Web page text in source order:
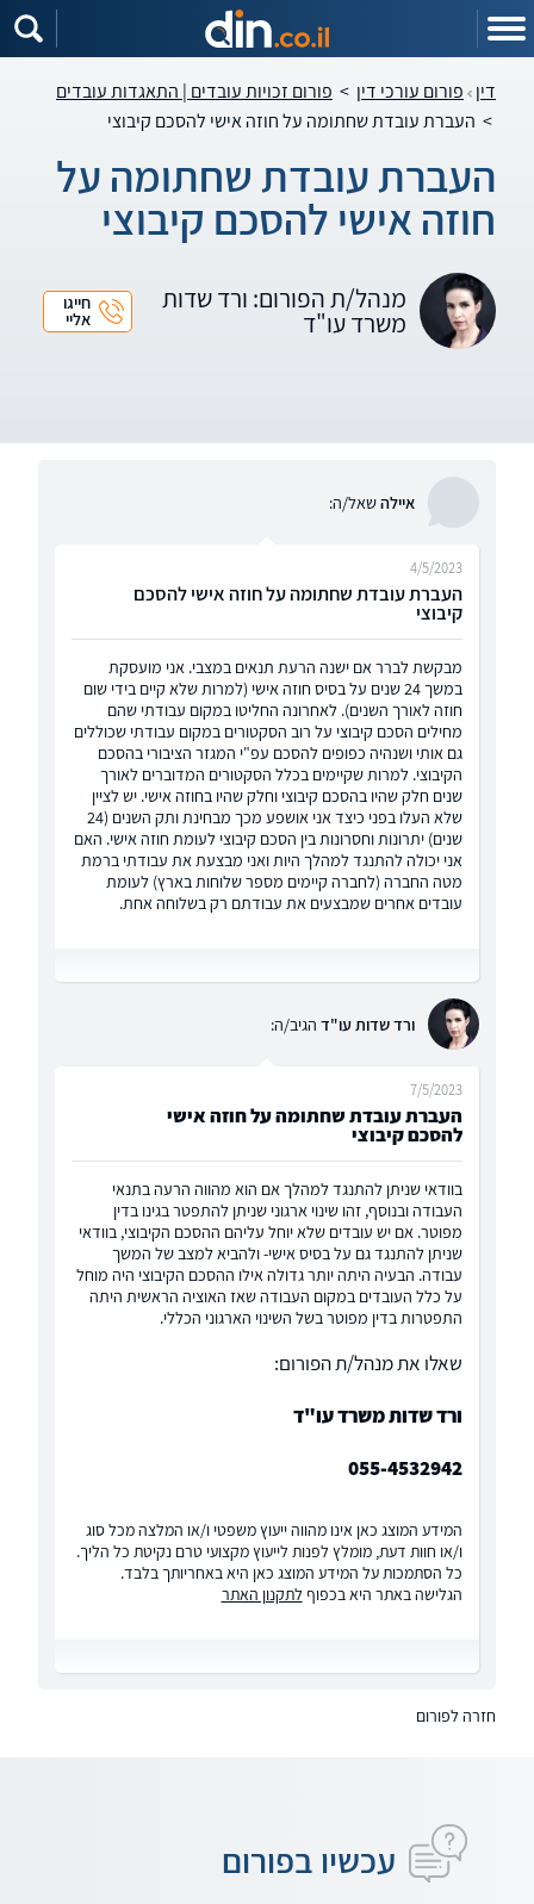
דין פורום עורכי דין > פורום זכויות עובדים | התאגדות עובדים
> העברת עובדת שחתומה על חוזה אישי להסכם קיבוצי
העברת עובדת שחתומה על
חוזה אישי להסכם קיבוצי
מנהל/ת הפורום: ורד שדות
משרד עו"ד
חייגו
אליי
איילהשאל/ה:
העברת עובדת שחתומה על חוזה אישי להסכם
קיבוצי
4/5/2023
מבקשת לברר אם ישנה הרעת תנאים במצבי. אני מועסקת
במשך 24 שנים על בסיס חוזה אישי (למרות שלא קיים בידי שום
חוזה לאורך השנים). לאחרונה החליטו במקום עבודתי שהם
מחילים הסכם קיבוצי על רוב הסקטורים במקום עבודתי שכוללים
גם אותי ושנהיה כפופים להסכם עפ"י המגזר הציבורי בהסכם
הקיבוצי. למרות שקיימים בכלל הסקטורים המדוברים לאורך
שנים חלק שהיו בהסכם קיבוצי וחלק שהיו בחוזה אישי. יש לציין
שלא העלו בפני כיצד אני אושפע מכך מבחינת ותק השנים (24
שנים) יתרונות וחסרונות בין הסכם קיבוצי לעומת חוזה אישי. האם
אני יכולה להתנגד למהלך היות ואני מבצעת את עבודתי ברמת
מטה החברה (לחברה קיימים מספר שלוחות בארץ) לעומת
עובדים אחרים שמבצעים את עבודתם רק בשלוחה אחת.
ורד שדות עו"ד הגיב/ה:
העברת עובדת שחתומה על חוזה אישי
להסכם קיבוצי
7/5/2023
בוודאי שניתן להתנגד למהלך אם הוא מהווה הרעה בתנאי
העבודה ובנוסף, זהו שינוי ארגוני שניתן להתפטר בגינו בדין
מפוטר. אם יש עובדים שלא יוחל עליהם ההסכם הקיבוצי, בוודאי
שניתן להתנגד גם על בסיס אישי- ולהביא למצב של המשך
עבודה. הבעיה היתה יותר גדולה אילו ההסכם הקיבוצי היה מוחל
על כלל העובדים במקום העבודה שאז האוציה הראשית היתה
התפטרות בדין מפוטר בשל השינוי הארגוני הכללי.
שאלו את מנהל/ת הפורום:
ורד שדות משרד עו"ד
055-4532942
המידע המוצג כאן אינו מהווה ייעוץ משפטי ו/או המלצה מכל סוג
ו/או חוות דעת, מומלץ לפנות לייעוץ מקצועי טרם נקיטת כל הליך.
כל הסתמכות על המידע המוצג כאן היא באחריותך בלבד.
הגלישה באתר היא בכפוף לתקנון האתר
חזרה לפורום
עכשיו בפורום